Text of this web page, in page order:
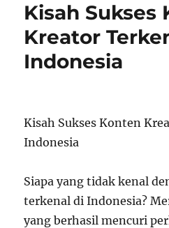
Kisah Sukses
Kreator
Indonesia
Kisah Sukses Konten
Indonesia
Siapa yang tidak kenal
terkenal di Indonesia?
yang berhasil mencuri